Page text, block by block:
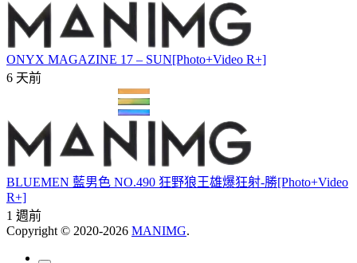
ONYX MAGAZINE 17 – SUN[Photo+Video R+]
6 天前
BLUEMEN 藍男色 NO.490 狂野狼王雄爆狂射-勝[Photo+Video
R+]
1 週前
Copyright © 2020-2026 MANIMG.